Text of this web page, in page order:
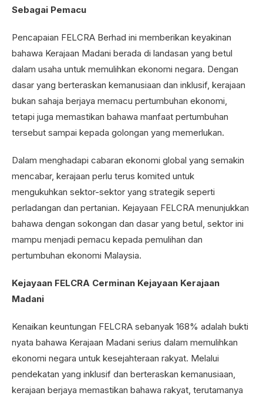
Sebagai Pemacu
Pencapaian FELCRA Berhad ini memberikan keyakinan
bahawa Kerajaan Madani berada di landasan yang betul
dalam usaha untuk memulihkan ekonomi negara. Dengan
dasar yang berteraskan kemanusiaan dan inklusif, kerajaan
bukan sahaja berjaya memacu pertumbuhan ekonomi,
tetapi juga memastikan bahawa manfaat pertumbuhan
tersebut sampai kepada golongan yang memerlukan.
Dalam menghadapi cabaran ekonomi global yang semakin
mencabar, kerajaan perlu terus komited untuk
mengukuhkan sektor-sektor yang strategik seperti
perladangan dan pertanian. Kejayaan FELCRA menunjukkan
bahawa dengan sokongan dan dasar yang betul, sektor ini
mampu menjadi pemacu kepada pemulihan dan
pertumbuhan ekonomi Malaysia.
Kejayaan FELCRA Cerminan Kejayaan Kerajaan
Madani
Kenaikan keuntungan FELCRA sebanyak 168% adalah bukti
nyata bahawa Kerajaan Madani serius dalam memulihkan
ekonomi negara untuk kesejahteraan rakyat. Melalui
pendekatan yang inklusif dan berteraskan kemanusiaan,
kerajaan berjaya memastikan bahawa rakyat, terutamanya